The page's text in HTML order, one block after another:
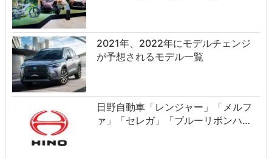
2021年、2022年にモデルチェンジ
が予想されるモデル一覧
日野自動車「レンジャー」「メルフ
ァ」「セレガ」「ブルーリボンハ…